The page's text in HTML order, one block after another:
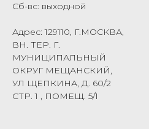
Сб-вс: выходной
Адрес: 129110, Г.МОСКВА,
ВН. ТЕР. Г.
МУНИЦИПАЛЬНЫЙ
ОКРУГ МЕЩАНСКИЙ,
УЛ ЩЕПКИНА, Д. 60/2
СТР. 1 , ПОМЕЩ. 5/1